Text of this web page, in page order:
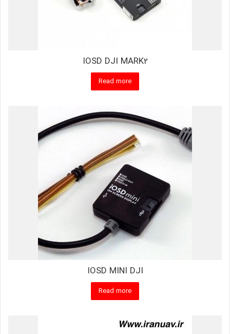
IOSD DJI MARK2
Read more
IOSD MINI DJI
Read more